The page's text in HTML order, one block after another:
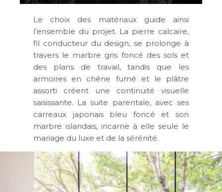
Le choix des matériaux guide ainsi
l’ensemble du projet. La pierre calcaire,
fil conducteur du design, se prolonge à
travers le marbre gris foncé des sols et
des plans de travail, tandis que les
armoires en chêne fumé et le plâtre
assorti créent une continuité visuelle
saisissante. La suite parentale, avec ses
carreaux japonais bleu foncé et son
marbre islandais, incarne à elle seule le
mariage du luxe et de la sérénité.